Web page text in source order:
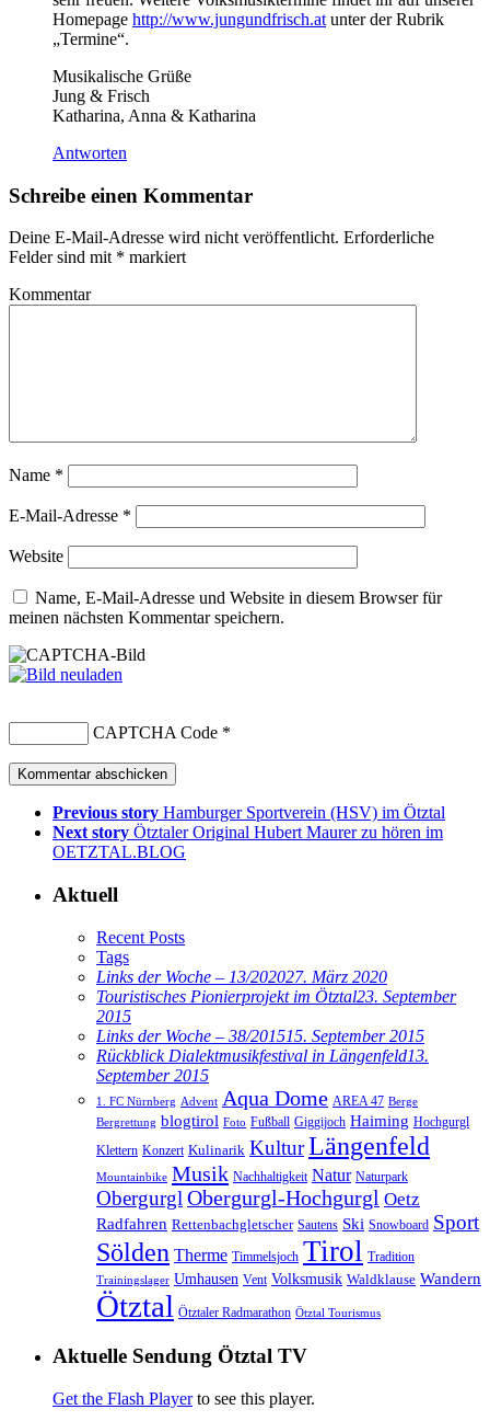
Homepage http://www.jungundfrisch.at unter der Rubrik
„Termine“.
Musikalische Grüße
Jung & Frisch
Katharina, Anna & Katharina
Antworten
Schreibe einen Kommentar
Deine E-Mail-Adresse wird nicht veröffentlicht. Erforderliche
Felder sind mit * markiert
Kommentar
Name *
E-Mail-Adresse *
Website
Name, E-Mail-Adresse und Website in diesem Browser für
meinen nächsten Kommentar speichern.
CAPTCHA Code *
Previous story Hamburger Sportverein (HSV) im Ötztal
Next story Ötztaler Original Hubert Maurer zu hören im
OETZTAL.BLOG
Aktuell
Recent Posts
Tags
Links der Woche – 13/202027. März 2020
Touristisches Pionierprojekt im Ötztal23. September
2015
Links der Woche – 38/201515. September 2015
Rückblick Dialektmusikfestival in Längenfeld13.
September 2015
1. FC Nürnberg Advent Aqua Dome AREA 47 Berge
Bergrettung blogtirol Foto Fußball Giggijoch Haiming Hochgurgl
Klettern Konzert Kulinarik KulturLängenfeld
Mountainbike Musik Nachhaltigkeit Natur Naturpark
Obergurgl Obergurgl-Hochgurgl Oetz
Radfahren Rettenbachgletscher Sautens Ski Snowboard Sport
Sölden Therme Timmelsjoch Tirol Tradition
Trainingslager Umhausen Vent Volksmusik Waldklause Wandern
Ötztal Ötztaler Radmarathon Ötztal Tourismus
Aktuelle Sendung Ötztal TV
Get the Flash Playerto see this player.